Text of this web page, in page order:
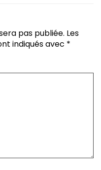
pas publiée. Les
indiqués avec *